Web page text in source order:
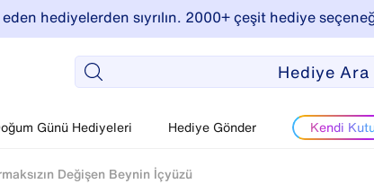
hediyelerden sıyrılın. 2000+ çeşit hediye
Günü Hediyeleri Hediye Gönder Kendi
Değişen Beynin İçyüzü